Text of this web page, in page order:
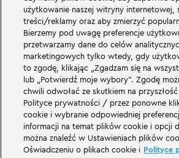
Wspaniałe rzeczy czekają na Was w rodzinnym
Niemczech i jego światach tematycznych.
mnóstwo zabawy z LEGO® LEGOLAND w
rodzin z dziećmi w wieku od 2 do 12 lat. Park
pobliżu Günzburga w Bawarii. LEGOLAND
największych parków rozrywki w Bawarii i jeden z
popularnych parków rozrywki w Niemczech. Park
wyjątkowe wrażenia dla dzieci i dorosłych
LEGOLAND Resort oprócz parku rozrywki znajduje
wakacyjna z różnymi opcjami noclegów.
w hotelu Wyspa piratów, tematycznych domkach
rycerskich, na kempingu, a także w beczkach
LEGOLAND Deutschland Resort is part of the
LEGO, the LEGO logo, the Brick and Knob
użytkowanie naszej witryny internetowej,
treści/reklamy oraz aby zmierzyć
Bierzemy pod uwagę preferencje
przetwarzamy dane do celów
marketingowych tylko wtedy, gdy
to zgodę, klikając „Zgadzam się na
lub „Potwierdź moje wybory”. Zgodę
chwili odwołać ze skutkiem na
Polityce prywatności / przez ponowne
cookie i wybranie odpowiedniej
informacji na temat plików cookie i opcji
można znaleźć w Ustawieniach plików
Oświadczeniu o plikach cookie i Polityce